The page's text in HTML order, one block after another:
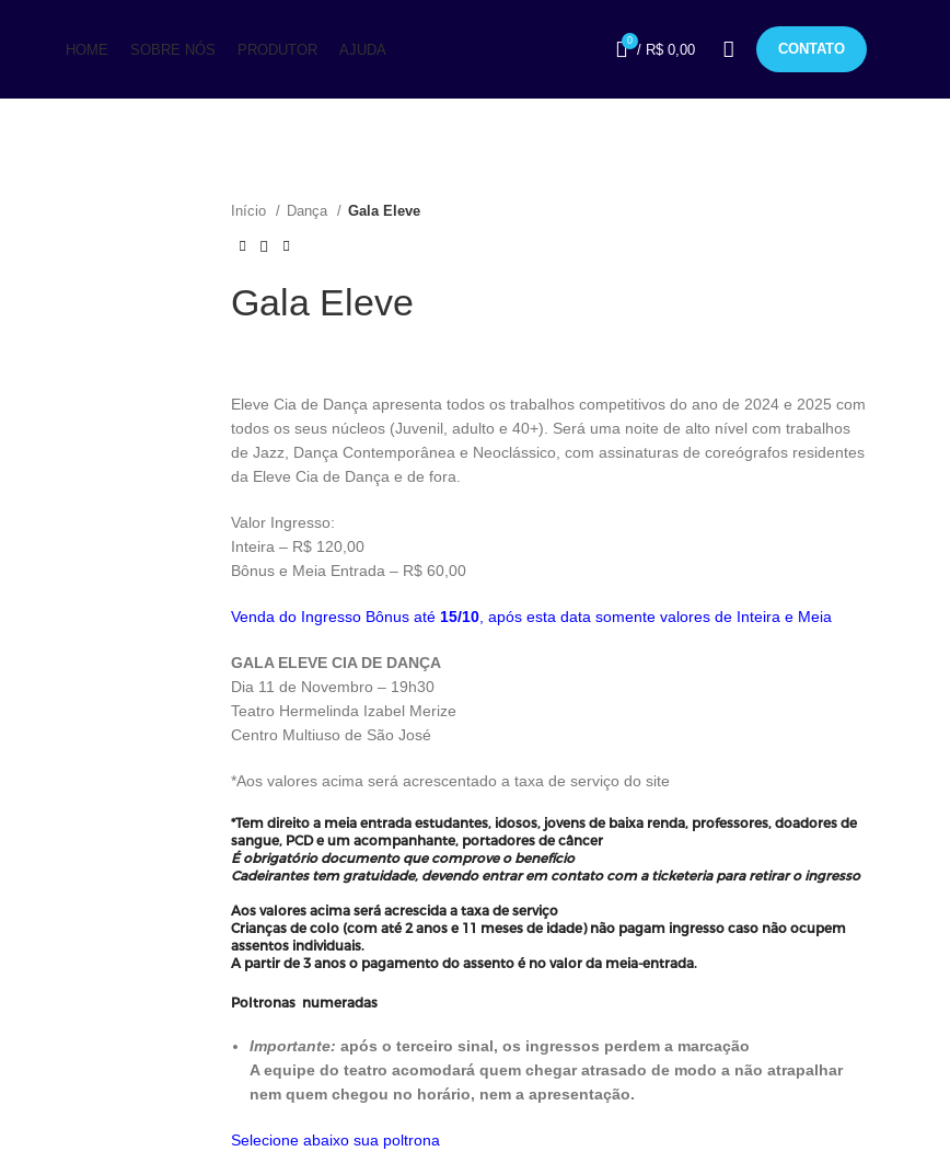
HOME SOBRE NÓS PRODUTOR AJUDA
0
/ R$ 0,00 CONTATO
Início Dança Gala Eleve
Gala Eleve
Eleve Cia de Dança apresenta todos os trabalhos competitivos do ano de 2024 e 2025 com
todos os seus núcleos (Juvenil, adulto e 40+). Será uma noite de alto nível com trabalhos
de Jazz, Dança Contemporânea e Neoclássico, com assinaturas de coreógrafos residentes
da Eleve Cia de Dança e de fora.
Valor Ingresso:
Inteira – R$ 120,00
Bônus e Meia Entrada – R$ 60,00
Venda do Ingresso Bônus até 15/10 , após esta data somente valores de Inteira e Meia
GALA ELEVE CIA DE DANÇA
Dia 11 de Novembro – 19h30
Teatro Hermelinda Izabel Merize
Centro Multiuso de São José
*Aos valores acima será acrescentado a taxa de serviço do site
*Tem direito a meia entrada estudantes, idosos, jovens de baixa renda, professores, doadores de
sangue, PCD e um acompanhante, portadores de câncer
É obrigatório documento que comprove o benefício
Cadeirantes tem gratuidade, devendo entrar em contato com a ticketeria para retirar o ingresso
Aos valores acima será acrescida a taxa de serviço
Crianças de colo (com até 2 anos e 11 meses de idade) não pagam ingresso caso não ocupem
assentos individuais.
A partir de 3 anos o pagamento do assento é no valor da meia-entrada.
Poltronas numeradas
Importante: após o terceiro sinal, os ingressos perdem a marcação
A equipe do teatro acomodará quem chegar atrasado de modo a não atrapalhar
nem quem chegou no horário, nem a apresentação.
Selecione abaixo sua poltrona